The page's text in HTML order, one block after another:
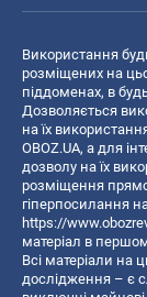
Використання
розміщених на
піддоменах, в
Дозволяється
на їх
OBOZ.UA, а для
дозволу на їх
розміщення
гіперпосилання
https://
матеріал в
Всі матеріали на
дослідження – є